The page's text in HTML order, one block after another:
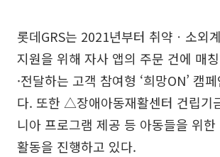
롯데GRS는 2021년부터 취약ㆍ소외
지원을 위해 자사 앱의 주문 건에 매
·전달하는 고객 참여형 ‘희망ON’ 캠
다. 또한 △장애아동재활센터 건립
니아 프로그램 제공 등 아동들을 위한
활동을 진행하고 있다.